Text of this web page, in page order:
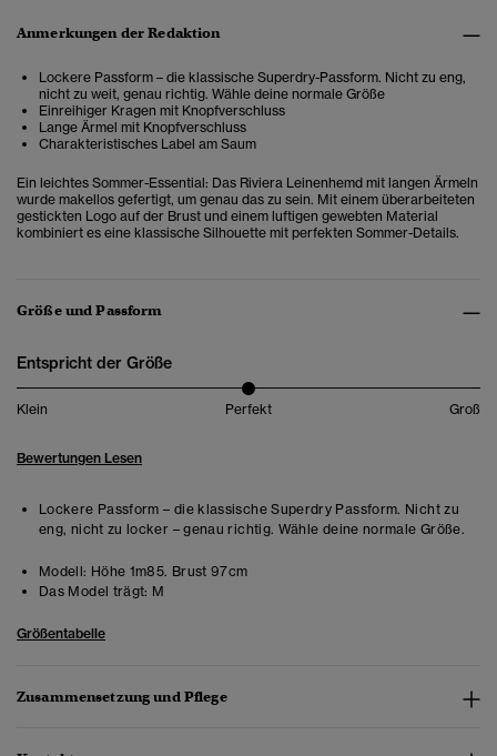
Anmerkungen der Redaktion
Lockere Passform – die klassische Superdry-Passform. Nicht zu eng,
nicht zu weit, genau richtig. Wähle deine normale Größe
Einreihiger Kragen mit Knopfverschluss
Lange Ärmel mit Knopfverschluss
Charakteristisches Label am Saum
Ein leichtes Sommer-Essential: Das Riviera Leinenhemd mit langen Ärmeln
wurde makellos gefertigt, um genau das zu sein. Mit einem überarbeiteten
gestickten Logo auf der Brust und einem luftigen gewebten Material
kombiniert es eine klassische Silhouette mit perfekten Sommer-Details.
Größe und Passform
Entspricht der Größe
Klein Perfekt Groß
Bewertungen Lesen
Lockere Passform – die klassische Superdry Passform. Nicht zu
eng, nicht zu locker – genau richtig. Wähle deine normale Größe.
Modell: Höhe 1m85. Brust 97cm
Das Model trägt: M
Größentabelle
Zusammensetzung und Pflege